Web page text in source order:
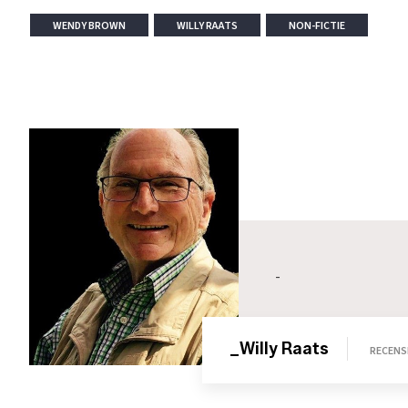
WENDY BROWN WILLY RAATS NON-FICTIE
-
_Willy Raats